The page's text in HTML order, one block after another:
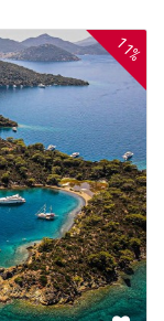
11%